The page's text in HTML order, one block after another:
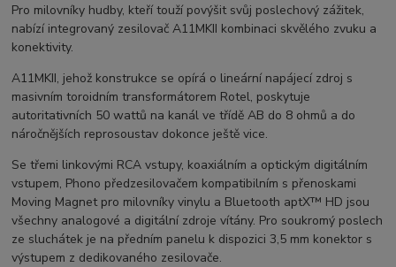
Pro milovníky hudby, kteří touží povýšit svůj poslechový zážitek,
nabízí integrovaný zesilovač A11MKII kombinaci skvělého zvuku a
konektivity.
A11MKII, jehož konstrukce se opírá o lineární napájecí zdroj s
masivním toroidním transformátorem Rotel, poskytuje
autoritativních 50 wattů na kanál ve třídě AB do 8 ohmů a do
náročnějších reprosoustav dokonce ještě vice.
Se třemi linkovými RCA vstupy, koaxiálním a optickým digitálním
vstupem, Phono předzesilovačem kompatibilním s přenoskami
Moving Magnet pro milovníky vinylu a Bluetooth aptX™ HD jsou
všechny analogové a digitální zdroje vítány. Pro soukromý poslech
ze sluchátek je na předním panelu k dispozici 3,5 mm konektor s
výstupem z dedikovaného zesilovače.